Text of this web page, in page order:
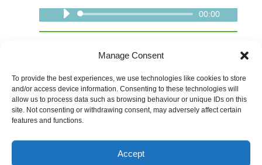
Manage Consent
To provide the best experiences, we use technologies like cookies to store
and/or access device information. Consenting to these technologies will
allow us to process data such as browsing behaviour or unique IDs on this
site. Not consenting or withdrawing consent, may adversely affect certain
features and functions.
Accept
Lydavspiller 00:00
Lytt til rytmen